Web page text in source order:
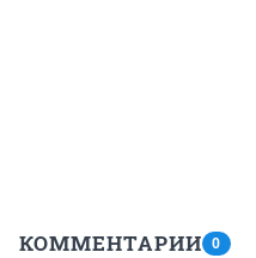
КОММЕНТАРИИ 0